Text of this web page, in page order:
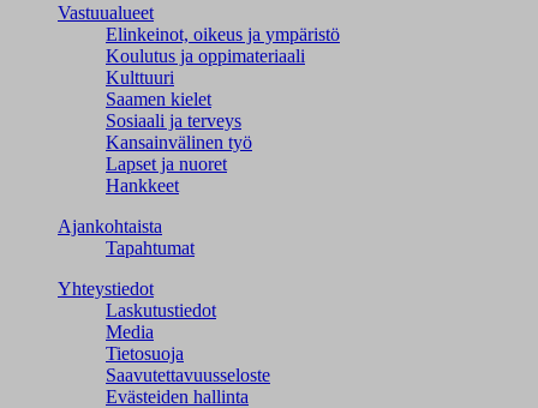
Vastuualueet
Elinkeinot, oikeus ja ympäristö
Koulutus ja oppimateriaali
Kulttuuri
Saamen kielet
Sosiaali ja terveys
Kansainvälinen työ
Lapset ja nuoret
Hankkeet
Ajankohtaista
Tapahtumat
Yhteystiedot
Laskutustiedot
Media
Tietosuoja
Saavutettavuusseloste
Evästeiden hallinta